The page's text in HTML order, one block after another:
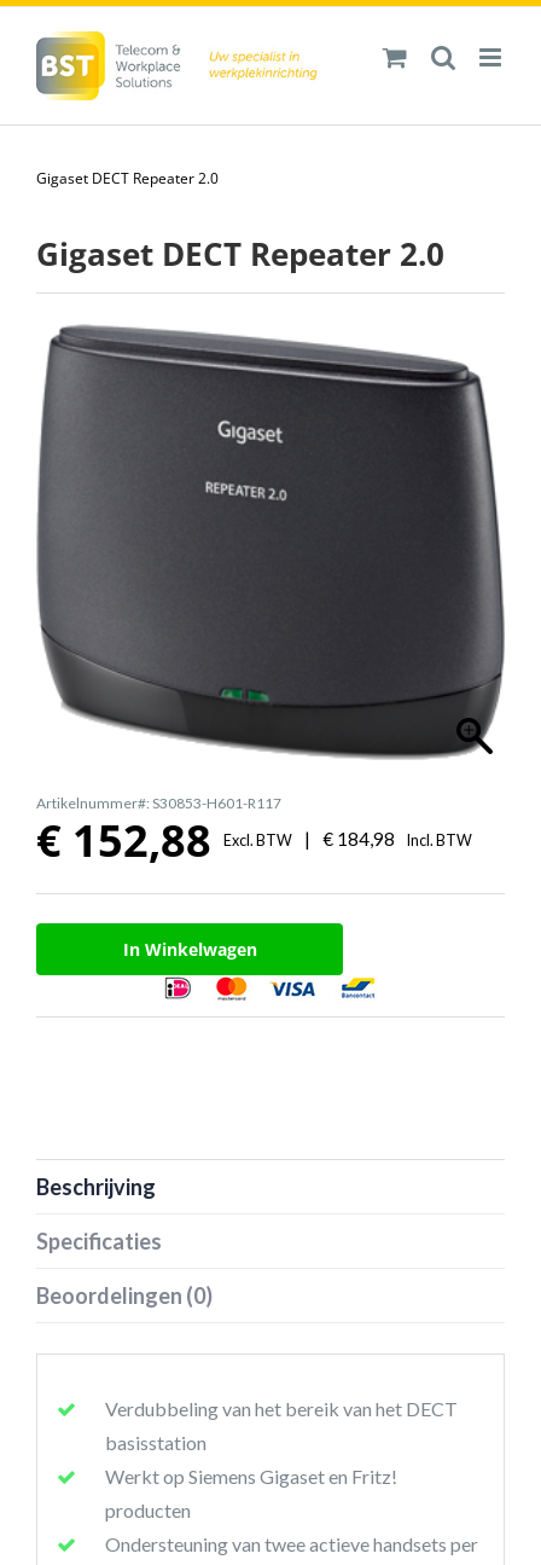
inhoud
Gigaset DECT Repeater 2.0
Gigaset DECT Repeater 2.0
Artikelnummer#: S30853-H601-R117
€ 152,88 Excl. BTW | € 184,98 Incl. BTW
In Winkelwagen
Beschrijving
Specificaties
Beoordelingen (0)
Verdubbeling van het bereik van het DECT
basisstation
Werkt op Siemens Gigaset en Fritz!
producten
Ondersteuning van twee actieve handsets per